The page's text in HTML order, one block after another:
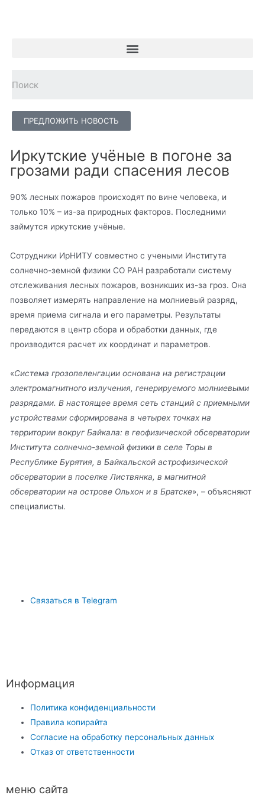
ПРЕДЛОЖИТЬ НОВОСТЬ
Иркутские учёные в погоне за
грозами ради спасения лесов
90% лесных пожаров происходят по вине человека, и
только 10% – из-за природных факторов. Последними
займутся иркутские учёные.
Сотрудники ИрНИТУ совместно с учеными Института
солнечно-земной физики СО РАН разработали систему
отслеживания лесных пожаров, возникших из-за гроз. Она
позволяет измерять направление на молниевый разряд,
время приема сигнала и его параметры. Результаты
передаются в центр сбора и обработки данных, где
производится расчет их координат и параметров.
«Система грозопеленгации основана на регистрации
электромагнитного излучения, генерируемого молниевыми
разрядами. В настоящее время сеть станций с приемными
устройствами сформирована в четырех точках на
территории вокруг Байкала: в геофизической обсерватории
Института солнечно-земной физики в селе Торы в
Республике Бурятия, в Байкальской астрофизической
обсерватории в поселке Листвянка, в магнитной
обсерватории на острове Ольхон и в Братске», – объясняют
специалисты.
Связаться в Telegram
Информация
Политика конфиденциальности
Правила копирайта
Согласие на обработку персональных данных
Отказ от ответственности
меню сайта